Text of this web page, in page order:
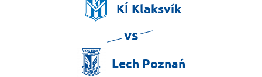
KÍ Klaksvík
vs
Lech Poznań